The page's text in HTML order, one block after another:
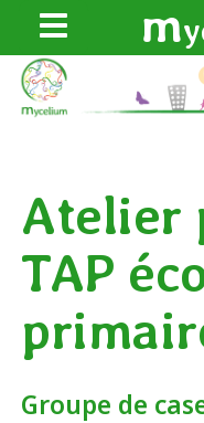
m
Atelier
TAP
Groupe de